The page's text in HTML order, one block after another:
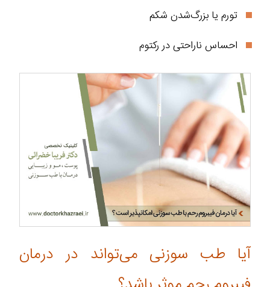
تورم یا بزرگ‌شدن شکم
احساس ناراحتی در رکتوم
آیا طب سوزنی می‌تواند در درمان